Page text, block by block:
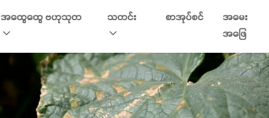
အထွေထွေ ဗဟုသုတ သတင်း စာအုပ်စင်
အမေး
အဖြေ